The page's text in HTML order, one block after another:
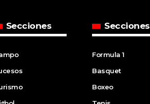
Secciones Secciones
Formula 1
Basquet
Boxeo